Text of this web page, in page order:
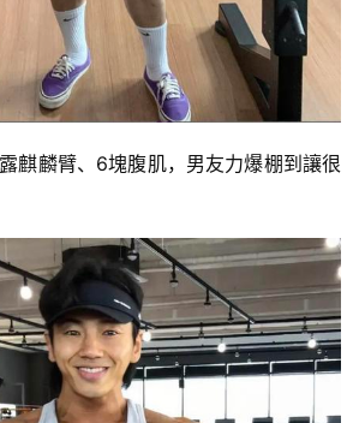
麒麟臂、6塊腹肌，男友力爆棚到讓很